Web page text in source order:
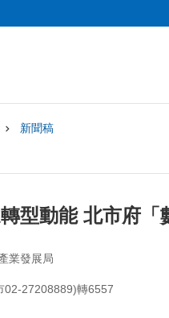
新聞稿
型動能 北市府「
業發展局
02-27208889)轉6557